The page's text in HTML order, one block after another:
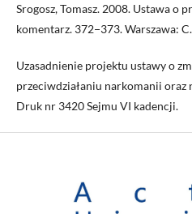
Srogosz, Tomasz. 2008. Ustawa o
komentarz. 372−373. Warszawa:
Uzasadnienie projektu ustawy o
przeciwdziałaniu narkomanii
Druk nr 3420 Sejmu VI kadencji.